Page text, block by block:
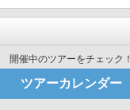
開催中のツアーをチェック！
ツアーカレンダー